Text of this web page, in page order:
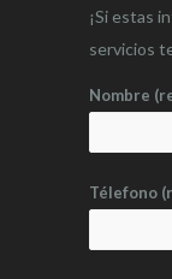
¡Si estas
servicios
Nombre
Télefono